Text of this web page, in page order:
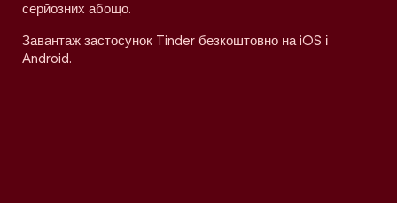
серйозних абощо.
Завантаж застосунок Tinder безкоштовно на iOS і
Android.